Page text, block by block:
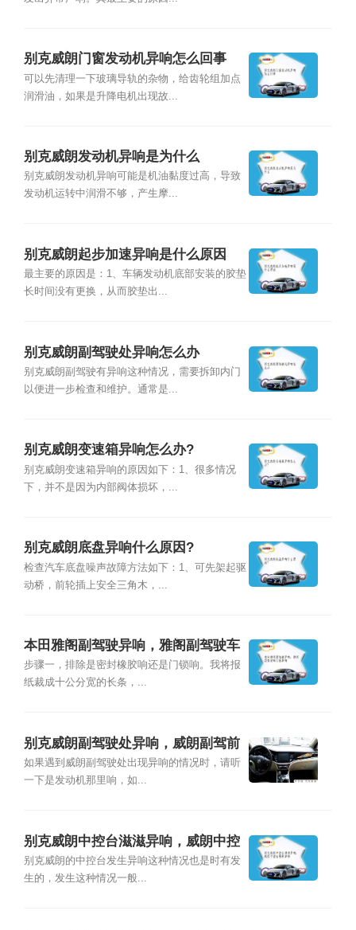
别克威朗门窗发动机异响怎么回事
可以先清理一下玻璃导轨的杂物，给齿轮组加点
润滑油，如果是升降电机出现故...
别克威朗发动机异响是为什么
别克威朗发动机异响可能是机油黏度过高，导致
发动机运转中润滑不够，产生摩...
别克威朗起步加速异响是什么原因
最主要的原因是：1、车辆发动机底部安装的胶垫
长时间没有更换，从而胶垫出...
别克威朗副驾驶处异响怎么办
别克威朗副驾驶有异响这种情况，需要拆卸内门
以便进一步检查和维护。通常是...
别克威朗变速箱异响怎么办?
别克威朗变速箱异响的原因如下：1、很多情况
下，并不是因为内部阀体损坏，...
别克威朗底盘异响什么原因?
检查汽车底盘噪声故障方法如下：1、可先架起驱
动桥，前轮插上安全三角木，...
本田雅阁副驾驶异响，雅阁副驾驶车
门窗异响
步骤一，排除是密封橡胶响还是门锁响。我将报
纸裁成十公分宽的长条，...
别克威朗副驾驶处异响，威朗副驾前
面异响
如果遇到威朗副驾驶处出现异响的情况时，请听
一下是发动机那里响，如...
别克威朗中控台滋滋异响，威朗中控
台塑料异响
别克威朗的中控台发生异响这种情况也是时有发
生的，发生这种情况一般...